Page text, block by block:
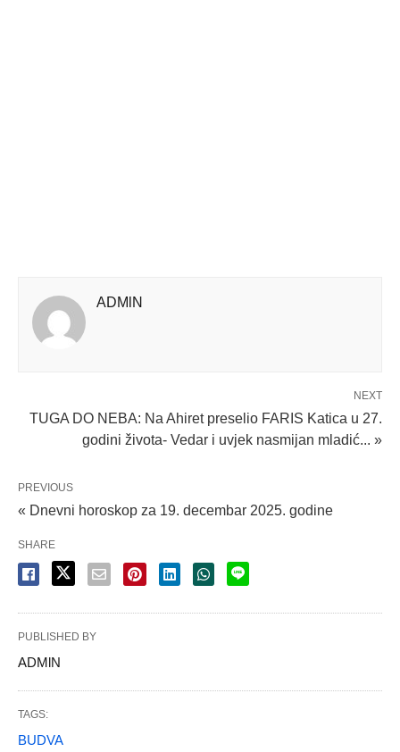
ADMlN
NEXT
TUGA DO NEBA: Na Ahiret preselio FARIS Katica u 27.
godini života- Vedar i uvjek nasmijan mladić... »
PREVIOUS
« Dnevni horoskop za 19. decembar 2025. godine
SHARE
PUBLISHED BY
ADMlN
TAGS:
BUDVA